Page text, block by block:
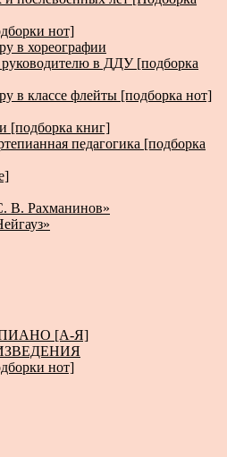
нот]
в хореографии
в ДДУ [подборка
в классе флейты [подборка нот]
[подборка книг]
педагогика [подборка
В. Рахманинов»
[А-Я]
нот]